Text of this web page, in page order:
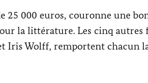
25 000 euros, couronne une
la littérature. Les cinq autres
Iris Wolff, remportent chacun